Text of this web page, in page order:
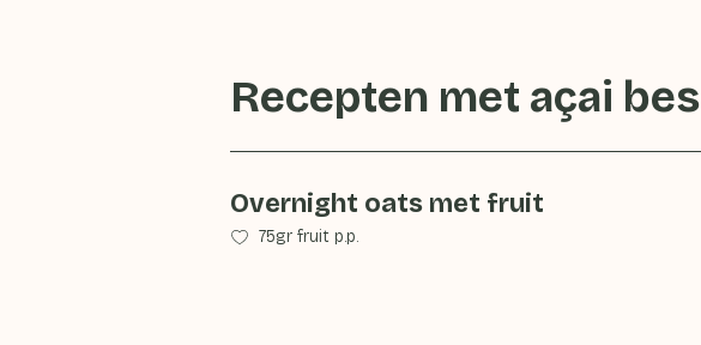
Recepten met açai bes
Overnight oats met fruit
75gr fruit p.p.